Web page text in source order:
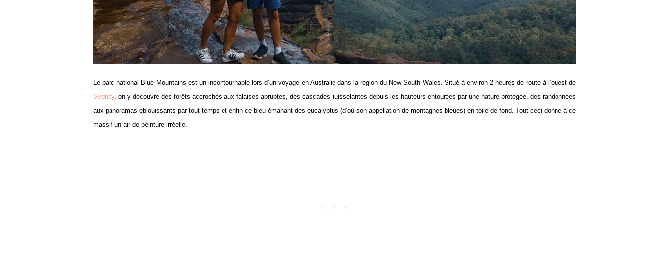
Le parc national Blue Mountains est un incontournable lors d’un voyage en Australie dans la région du New South Wales. Situé à environ 2 heures de route à l’ouest de
Sydney, on y découvre des forêts accrochés aux falaises abruptes, des cascades ruisselantes depuis les hauteurs entourées par une nature protégée, des randonnées
aux panoramas éblouissants par tout temps et enfin ce bleu émanant des eucalyptus (d’où son appellation de montagnes bleues) en toile de fond. Tout ceci donne à ce
massif un air de peinture irréelle.